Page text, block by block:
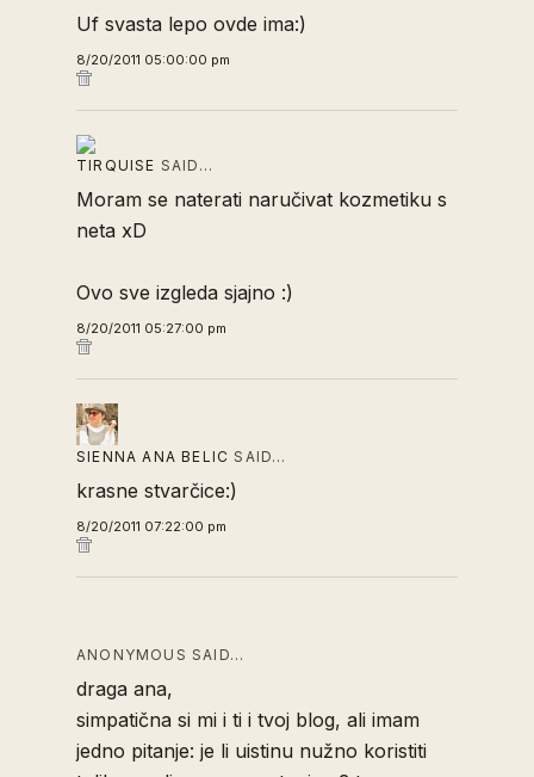
Uf svasta lepo ovde ima:)
8/20/2011 05:00:00 pm
TIRQUISE SAID…
Moram se naterati naručivat kozmetiku s
neta xD
Ovo sve izgleda sjajno :)
8/20/2011 05:27:00 pm
SIENNA ANA BELIC SAID…
krasne stvarčice:)
8/20/2011 07:22:00 pm
ANONYMOUS SAID…
draga ana,
simpatična si mi i ti i tvoj blog, ali imam
jedno pitanje: je li uistinu nužno koristiti